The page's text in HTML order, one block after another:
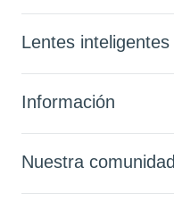
Lentes inteligentes
Información
Nuestra comunidad